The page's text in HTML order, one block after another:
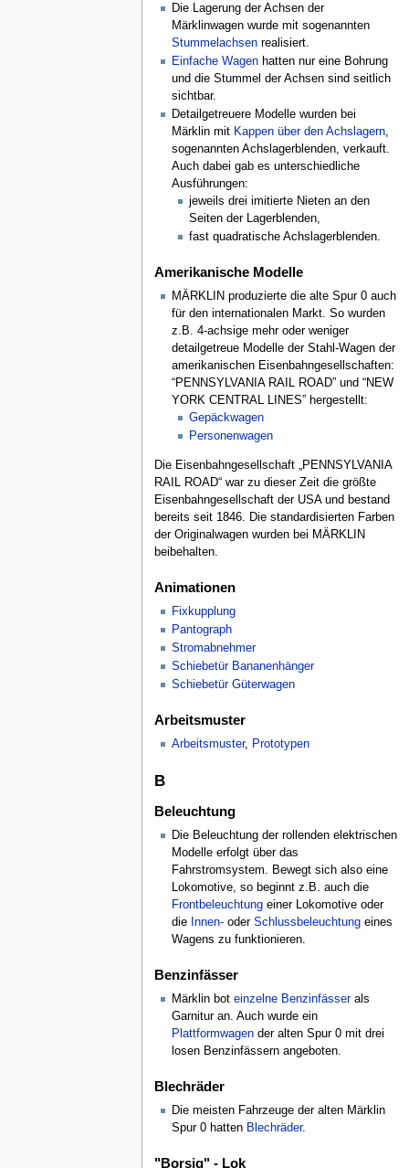
Die Lagerung der Achsen der
Märklinwagen wurde mit sogenannten
Stummelachsenrealisiert.
Einfache Wagenhatten nur eine Bohrung
und die Stummel der Achsen sind seitlich
sichtbar.
Detailgetreuere Modelle wurden bei
Märklin mit Kappen über den Achslagern,
sogenannten Achslagerblenden, verkauft.
Auch dabei gab es unterschiedliche
Ausführungen:
jeweils drei imitierte Nieten an den
Seiten der Lagerblenden,
fast quadratische Achslagerblenden.
Amerikanische Modelle
MÄRKLIN produzierte die alte Spur 0 auch
für den internationalen Markt. So wurden
z.B. 4-achsige mehr oder weniger
detailgetreue Modelle der Stahl-Wagen der
amerikanischen Eisenbahngesellschaften:
“PENNSYLVANIA RAIL ROAD” und “NEW
YORK CENTRAL LINES” hergestellt:
Gepäckwagen
Personenwagen
Die Eisenbahngesellschaft „PENNSYLVANIA
RAIL ROAD“ war zu dieser Zeit die größte
Eisenbahngesellschaft der USA und bestand
bereits seit 1846. Die standardisierten Farben
der Originalwagen wurden bei MÄRKLIN
beibehalten.
Animationen
Fixkupplung
Pantograph
Stromabnehmer
Schiebetür Bananenhänger
Schiebetür Güterwagen
Arbeitsmuster
Arbeitsmuster, Prototypen
B
Beleuchtung
Die Beleuchtung der rollenden elektrischen
Modelle erfolgt über das
Fahrstromsystem. Bewegt sich also eine
Lokomotive, so beginnt z.B. auch die
Frontbeleuchtungeiner Lokomotive oder
die Innen-oder Schlussbeleuchtungeines
Wagens zu funktionieren.
Benzinfässer
Märklin bot einzelne Benzinfässerals
Garnitur an. Auch wurde ein
Plattformwagender alten Spur 0 mit drei
losen Benzinfässern angeboten.
Blechräder
Die meisten Fahrzeuge der alten Märklin
Spur 0 hatten Blechräder.
"Borsig" - Lok